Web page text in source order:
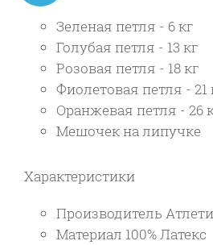
Зеленая петля - 6 кг
Голубая петля - 13 кг
Розовая петля - 18 кг
Фиолетовая петля - 21
Оранжевая петля - 26
Мешочек на липучке
Характеристики
Производитель
Материал 100% Латекс